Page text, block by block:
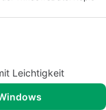
Leichtigkeit